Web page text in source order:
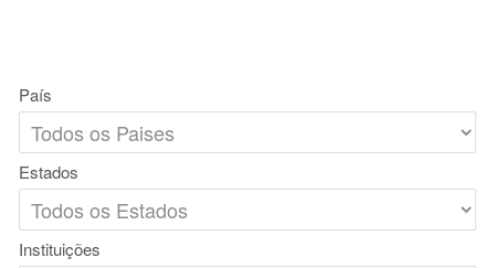
País
Estados
Instituições